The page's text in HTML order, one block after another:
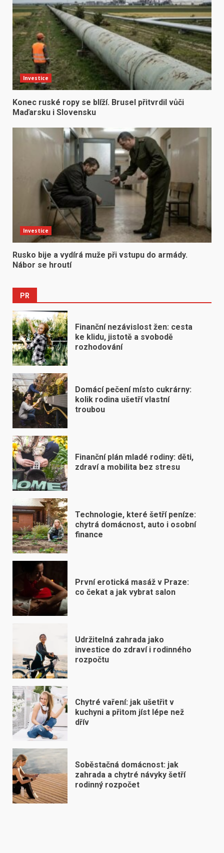
Investice
Konec ruské ropy se blíží. Brusel přitvrdil vůči
Maďarsku i Slovensku
Investice
Rusko bije a vydírá muže při vstupu do armády.
Nábor se hroutí
PR
Finanční nezávislost žen: cesta
ke klidu, jistotě a svobodě
rozhodování
Domácí pečení místo cukrárny:
kolik rodina ušetří vlastní
troubou
Finanční plán mladé rodiny: děti,
zdraví a mobilita bez stresu
Technologie, které šetří peníze:
chytrá domácnost, auto i osobní
finance
První erotická masáž v Praze:
co čekat a jak vybrat salon
Udržitelná zahrada jako
investice do zdraví i rodinného
rozpočtu
Chytré vaření: jak ušetřit v
kuchyni a přitom jíst lépe než
dřív
Soběstačná domácnost: jak
zahrada a chytré návyky šetří
rodinný rozpočet